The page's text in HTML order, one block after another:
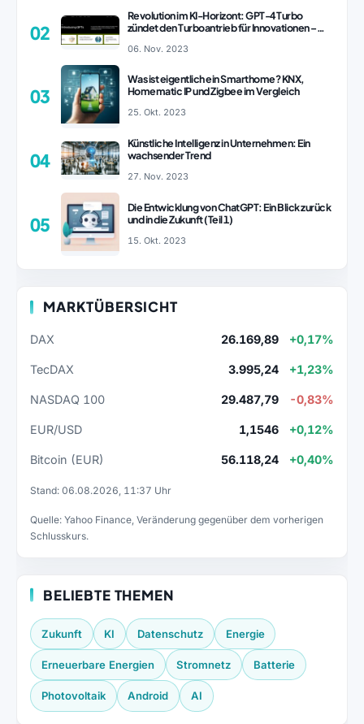
02
Revolution im KI-Horizont: GPT-4 Turbo
zündet den Turboantrieb für Innovationen –
06. Nov. 2023
03
Was ist eigentlich ein Smarthome? KNX,
Homematic IP und Zigbee im Vergleich
25. Okt. 2023
04
Künstliche Intelligenz in Unternehmen: Ein
wachsender Trend
27. Nov. 2023
05
Die Entwicklung von ChatGPT: Ein Blick zurück
und in die Zukunft (Teil 1)
15. Okt. 2023
MARKTÜBERSICHT
DAX 26.169,89 +0,17%
TecDAX 3.995,24 +1,23%
NASDAQ 100 29.487,79 -0,83%
EUR/USD 1,1546 +0,12%
Bitcoin (EUR) 56.118,24 +0,40%
Stand: 06.08.2026, 11:37 Uhr
Quelle: Yahoo Finance, Veränderung gegenüber dem vorherigen
Schlusskurs.
BELIEBTE THEMEN
Zukunft KI Datenschutz Energie
Erneuerbare Energien Stromnetz Batterie
Photovoltaik Android AI